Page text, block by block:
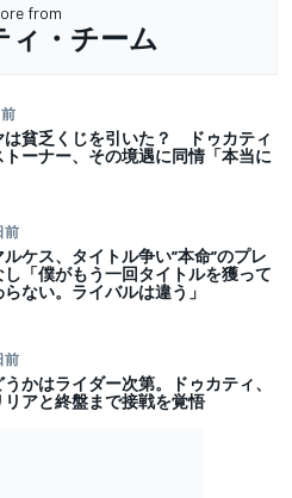
from
ィ・チーム
前
は貧乏くじを引いた？ ドゥカティ
ーナー、その境遇に同情「本当に
前
ケス、タイトル争い”本命”のプレ
し「僕がもう一回タイトルを獲って
ない。ライバルは違う」
前
かはライダー次第。ドゥカティ、
アと終盤まで接戦を覚悟